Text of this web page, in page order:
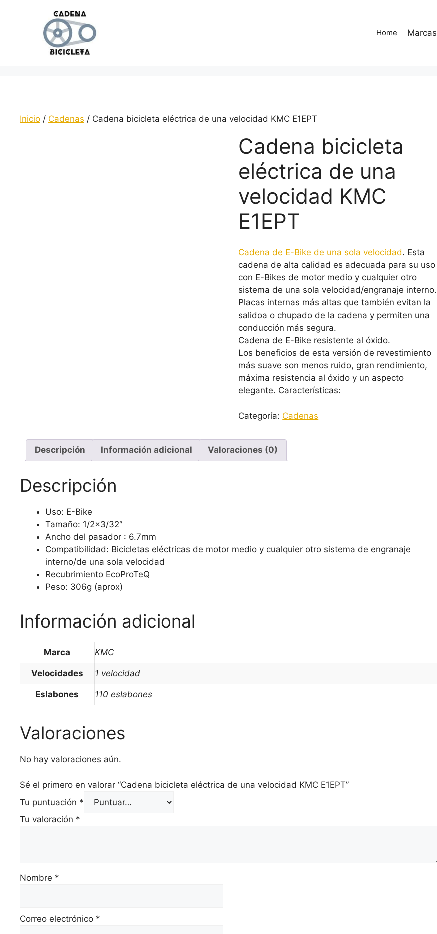
Home Marcas
Inicio / Cadenas / Cadena bicicleta eléctrica de una velocidad KMC E1EPT
Cadena bicicleta
eléctrica de una
velocidad KMC
E1EPT
Cadena de E-Bike de una sola velocidad. Esta
cadena de alta calidad es adecuada para su uso
con E-Bikes de motor medio y cualquier otro
sistema de una sola velocidad/engranaje interno.
Placas internas más altas que también evitan la
salidoa o chupado de la cadena y permiten una
conducción más segura.
Cadena de E-Bike resistente al óxido.
Los beneficios de esta versión de revestimiento
más suave son menos ruido, gran rendimiento,
máxima resistencia al óxido y un aspecto
elegante. Características:
Categoría: Cadenas
Descripción Información adicional Valoraciones (0)
Descripción
Uso: E-Bike
Tamaño: 1/2×3/32″
Ancho del pasador : 6.7mm
Compatibilidad: Bicicletas eléctricas de motor medio y cualquier otro sistema de engranaje
interno/de una sola velocidad
Recubrimiento EcoProTeQ
Peso: 306g (aprox)
Información adicional
Marca KMC
Velocidades 1 velocidad
Eslabones 110 eslabones
Valoraciones
No hay valoraciones aún.
Sé el primero en valorar “Cadena bicicleta eléctrica de una velocidad KMC E1EPT”
Tu puntuación *
Tu valoración *
Nombre *
Correo electrónico *